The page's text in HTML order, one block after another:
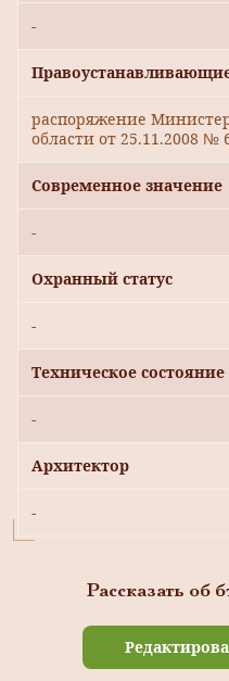
-
распоряжение
области от 25.11.2008 №
Современное значение
-
Охранный статус
-
Техническое состояние
-
Архитектор
-
Рассказать об